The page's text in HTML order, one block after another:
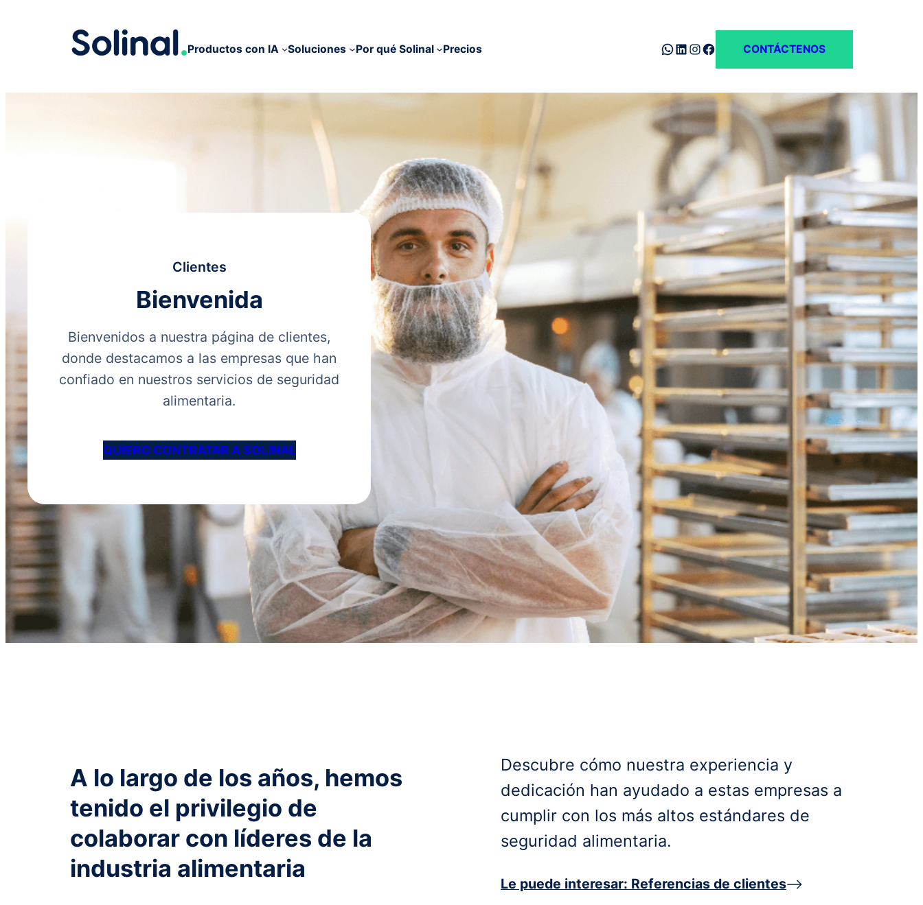
Productos con IA Soluciones Por qué Solinal Precios WhatsApp
LinkedIn
Instagram
FacebookCONTÁCTENOS
Clientes
Bienvenida
Bienvenidos a nuestra página de clientes,
donde destacamos a las empresas que han
confiado en nuestros servicios de seguridad
alimentaria.
QUIERO CONTRATAR A SOLINAL
A lo largo de los años, hemos
tenido el privilegio de
colaborar con líderes de la
industria alimentaria
Descubre cómo nuestra experiencia y
dedicación han ayudado a estas empresas a
cumplir con los más altos estándares de
seguridad alimentaria.
Le puede interesar: Referencias de clientes